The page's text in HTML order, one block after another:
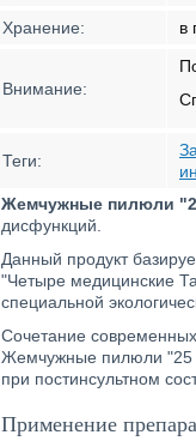
Хранение: в
Внимание:
Теги:
Жемчужные пилюли
дисфункций.
Данный продукт
"Четыре медицинские
специальной
Сочетание
Жемчужные пилюли "25
при постинсультном
Применение